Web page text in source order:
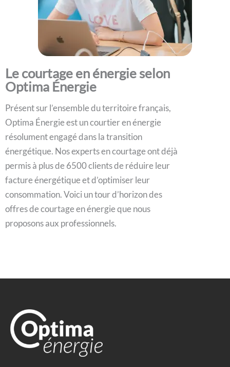
Le courtage en énergie selon
Optima Énergie
Présent sur l’ensemble du territoire français,
Optima Énergie est un courtier en énergie
résolument engagé dans la transition
énergétique. Nos experts en courtage ont déjà
permis à plus de 6500 clients de réduire leur
facture énergétique et d’optimiser leur
consommation. Voici un tour d’horizon des
offres de courtage en énergie que nous
proposons aux professionnels.